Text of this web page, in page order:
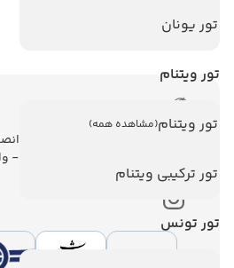
تور یونان
تور ویتنام
تور ویتنام(مشاهده همه)
تور ترکیبی ویتنام
تور تونس
تور سریلانکا
تهران - ولیعصر - نبش کوچه
ملت - برج ملت - طبقه ششم -